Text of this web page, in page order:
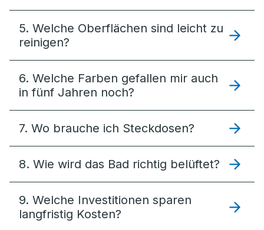
5. Welche Oberflächen sind leicht zu
reinigen?
6. Welche Farben gefallen mir auch
in fünf Jahren noch?
7. Wo brauche ich Steckdosen?
8. Wie wird das Bad richtig belüftet?
9. Welche Investitionen sparen
langfristig Kosten?